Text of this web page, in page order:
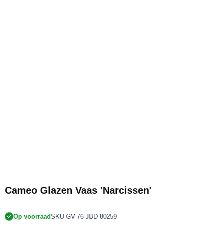
Cameo Glazen Vaas 'Narcissen'
Op voorraadSKU GV-76-JBD-80259